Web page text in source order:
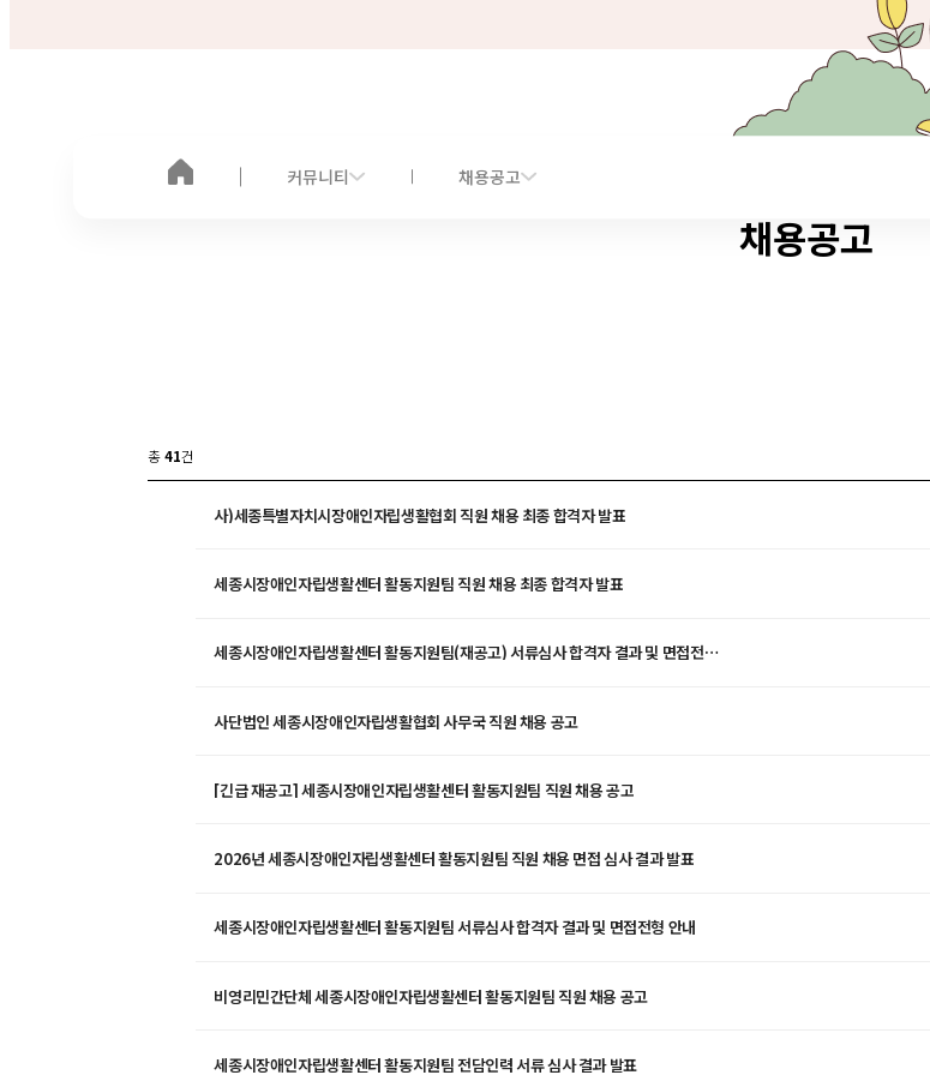
커뮤니티 채용공고
채용공고
총41건
사)세종특별자치시장애인자립생활협회 직원 채용 최종 합격자 발표
세종시장애인자립생활센터 활동지원팀 직원 채용 최종 합격자 발표
세종시장애인자립생활센터 활동지원팀(재공고) 서류심사 합격자 결과 및 면접전형
사단법인 세종시장애인자립생활협회 사무국 직원 채용 공고
[긴급 재공고] 세종시장애인자립생활센터 활동지원팀 직원 채용 공고
2026년 세종시장애인자립생활센터 활동지원팀 직원 채용 면접 심사 결과 발표
세종시장애인자립생활센터 활동지원팀 서류심사 합격자 결과 및 면접전형 안내
비영리민간단체 세종시장애인자립생활센터 활동지원팀 직원 채용 공고
세종시장애인자립생활센터 활동지원팀 전담인력 서류 심사 결과 발표